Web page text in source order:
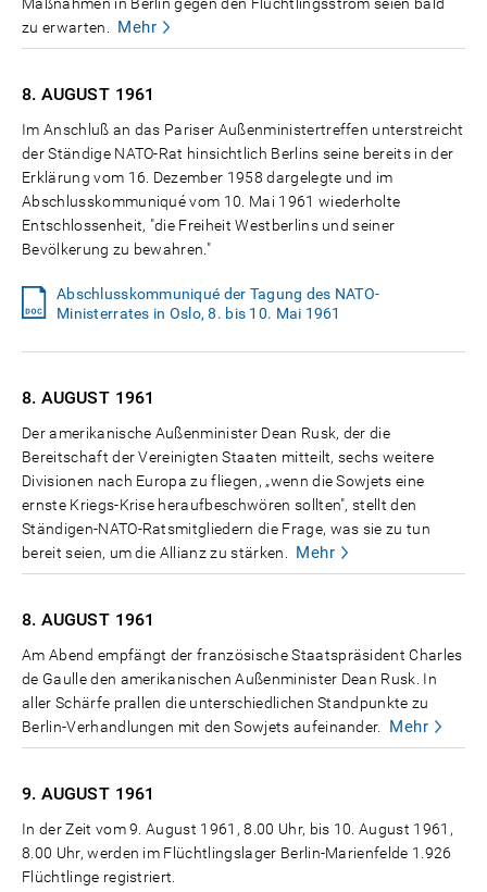
zu erwarten.
Mehr
8. AUGUST 1961
Im Anschluß an das Pariser Außenministertreffen unterstreicht
der Ständige NATO-Rat hinsichtlich Berlins seine bereits in der
Erklärung vom 16. Dezember 1958 dargelegte und im
Abschlusskommuniqué vom 10. Mai 1961 wiederholte
Entschlossenheit, "die Freiheit Westberlins und seiner
Bevölkerung zu bewahren."
Abschlusskommuniqué der Tagung des NATO-
Ministerrates in Oslo, 8. bis 10. Mai 1961
8. AUGUST 1961
Der amerikanische Außenminister Dean Rusk, der die
Bereitschaft der Vereinigten Staaten mitteilt, sechs weitere
Divisionen nach Europa zu fliegen, „wenn die Sowjets eine
ernste Kriegs-Krise heraufbeschwören sollten", stellt den
Ständigen-NATO-Ratsmitgliedern die Frage, was sie zu tun
bereit seien, um die Allianz zu stärken.
Mehr
8. AUGUST 1961
Am Abend empfängt der französische Staatspräsident Charles
de Gaulle den amerikanischen Außenminister Dean Rusk. In
aller Schärfe prallen die unterschiedlichen Standpunkte zu
Berlin-Verhandlungen mit den Sowjets aufeinander.
Mehr
9. AUGUST 1961
In der Zeit vom 9. August 1961, 8.00 Uhr, bis 10. August 1961,
8.00 Uhr, werden im Flüchtlingslager Berlin-Marienfelde 1.926
Flüchtlinge registriert.